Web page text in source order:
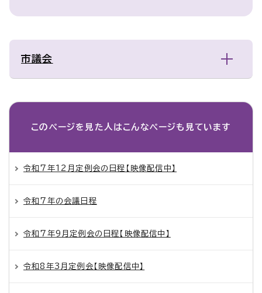
市議会
このページを見た人は こんなページも見ています
令和7年12月定例会の日程【映像配信中】
令和7年の会議日程
令和7年9月定例会の日程【映像配信中】
令和8年3月定例会【映像配信中】